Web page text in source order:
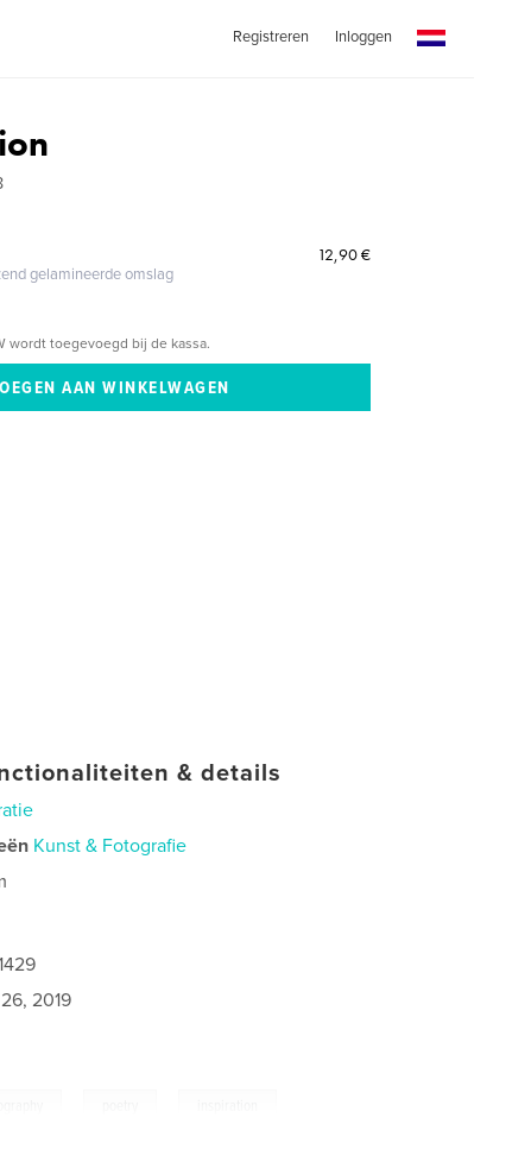
Registreren Inloggen
gelamineerde omslag
12,90 €
wordt toegevoegd bij de kassa.
& details
Kunst & Fotografie
2019